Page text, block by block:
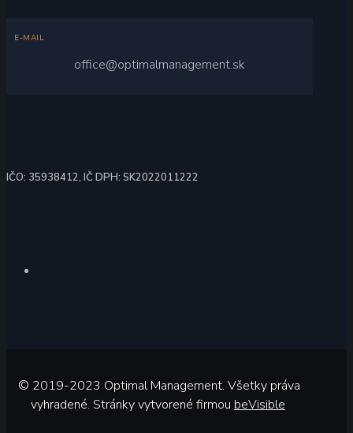
E-MAIL
office@optimalmanagement.sk
IČO: 35938412, IČ DPH: SK2022011222
© 2019-2023 Optimal Management. Všetky práva
vyhradené. Stránky vytvorené firmou beVisible